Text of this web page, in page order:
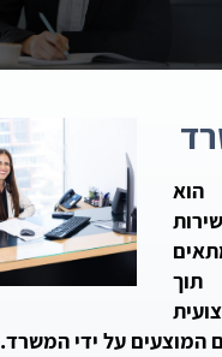
הוא
תוך
המוצעים על ידי המשרד.